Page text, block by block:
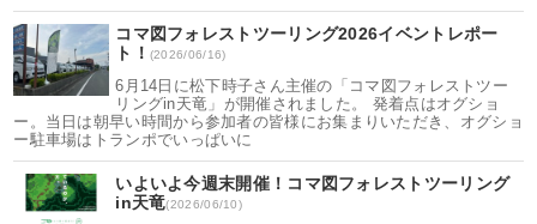
コマ図フォレストツーリング2026イベントレポー
ト！ (2026/06/16)
6月14日に松下時子さん主催の「コマ図フォレストツー
リングin天竜」が開催されました。 発着点はオグショ
ー。当日は朝早い時間から参加者の皆様にお集まりいただき、オグショ
ー駐車場はトランポでいっぱいに
いよいよ今週末開催！コマ図フォレストツーリング
in天竜(2026/06/10)